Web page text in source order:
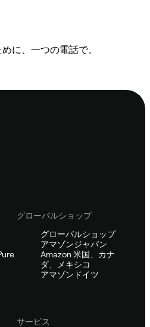
に、一つの電話で。
グローバルショップ
グローバルショップ
アマゾンジャパン
Amazon 米国、カナ
ダ、メキシコ
アマゾンドイツ
サービス